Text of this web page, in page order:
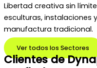
Libertad creativa sin
esculturas, instalaciones
manufactura tradicional.
Ver todos los Sectores
Clientes de